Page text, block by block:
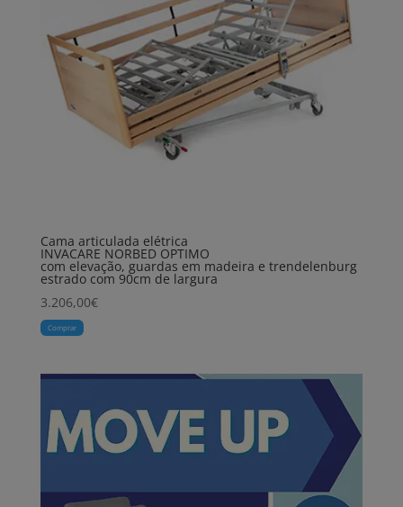
Cama articulada elétrica
INVACARE NORBED OPTIMO
com elevação, guardas em madeira e trendelenburg
estrado com 90cm de largura
3.206,00€
Comprar